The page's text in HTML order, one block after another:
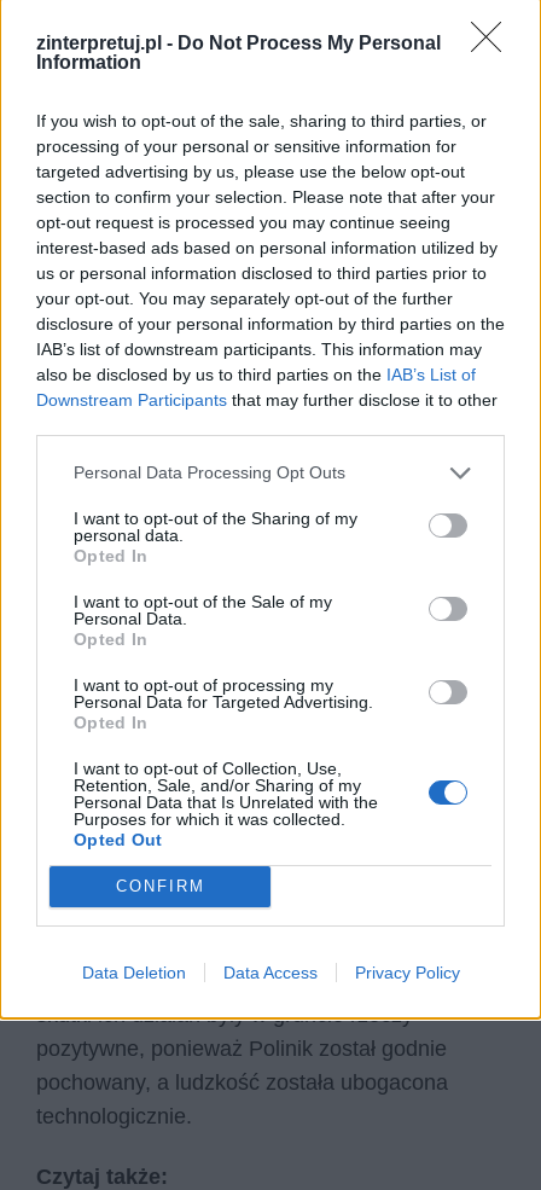
zinterpretuj.pl - Do Not Process My Personal
Information
If you wish to opt-out of the sale, sharing to third parties, or
processing of your personal or sensitive information for
targeted advertising by us, please use the below opt-out
section to confirm your selection. Please note that after your
opt-out request is processed you may continue seeing
interest-based ads based on personal information utilized by
us or personal information disclosed to third parties prior to
your opt-out. You may separately opt-out of the further
disclosure of your personal information by third parties on the
IAB’s list of downstream participants. This information may
also be disclosed by us to third parties on the IAB’s List of
Downstream Participants that may further disclose it to other
Personal Data Processing Opt Outs
I want to opt-out of the Sharing of my
personal data.
Opted In
I want to opt-out of the Sale of my
Personal Data.
Opted In
I want to opt-out of processing my
Personal Data for Targeted Advertising.
Opted In
I want to opt-out of Collection, Use,
Retention, Sale, and/or Sharing of my
Personal Data that Is Unrelated with the
Purposes for which it was collected.
Opted Out
CONFIRM
Data Deletion Data Access Privacy Policy
mnóstwo dobrych konsekwencji, gdyż – jeśli
wierzyć mitom – to dzięki gestowi Prometeusza
miała szansę w ogóle powstać cywilizacja. Bez
podstawowych umiejętności człowiek nie mógłby
przetrwać. Prometeusz został po wielu latach
uwolniony przez Heraklesa. Jego bunt wynikał
więc z bardzo szlachetnych pobudek, chociaż
był okupiony straszliwym (niezasłużonym w
dodatku) i niesprawiedliwym cierpieniem.
Trudno jest jednoznacznie orzec czy bunt jest
bardziej siłą twórczą czy destrukcyjną. Często
wynika on z bardzo szlachetnych uczuć – z
niemożności zniesienia zła, z chęci pomocy
bliźniemu, z pragnienia zmiany na lepsze.
Niejednokrotnie jednak takie bardzo
robią coś pod wpływem impulsu, nie do końca
racjonalnie na ten temat myśląc. To może zaś
prowadzić do tego, że bunt może nie odnieść
oczekiwanego rezultatu, lub że doprowadzi do
spodziewaliśmy. Zarówno w przypadku
Antygony, jak i Prometeusza, bunt zawsze
wynikał z chęci uczynienia dobra, uczynienia
sprawiedliwości i szlachetności zadość,
powodowany był potrzebą serca. W obu również
bardzo drastycznymi konsekwencjami, lecz
skutki ich działań były w gruncie rzeczy
pozytywne, ponieważ Polinik został godnie
pochowany, a ludzkość została ubogacona
technologicznie.
Czytaj także: